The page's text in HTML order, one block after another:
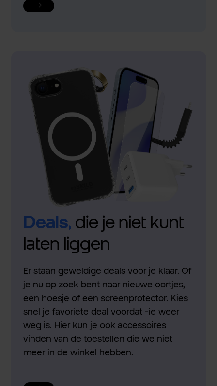
Deals,die je niet kunt
laten liggen
Er staan geweldige deals voor je klaar. Of
je nu op zoek bent naar nieuwe oortjes,
een hoesje of een screenprotector. Kies
snel je favoriete deal voordat -ie weer
weg is. Hier kun je ook accessoires
vinden van de toestellen die we niet
meer in de winkel hebben.